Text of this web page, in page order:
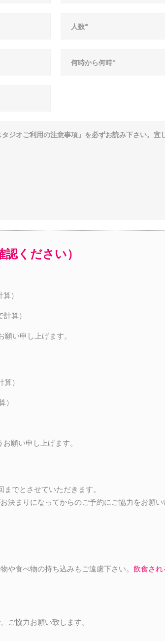
ください）
）
算）
い申し上げます。
）
）
願い申し上げます。
でとさせていただきます。
まりになってからのご予約にご協力をお願い
や食べ物の持ち込みもご遠慮下さい。 飲食され
ご協力お願い致します。